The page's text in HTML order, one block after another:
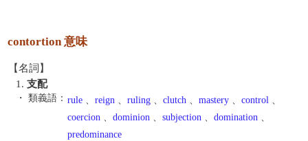
contortion 意味
【名詞】
1. 支配
・ 類義語： rule 、 reign 、 ruling 、 clutch 、 mastery 、 control 、
coercion 、 dominion 、 subjection 、 domination 、
predominance